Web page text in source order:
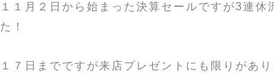
１１月２日から始まった決算セールですが3連休
た！
１７日までですが来店プレゼントにも限りがあ